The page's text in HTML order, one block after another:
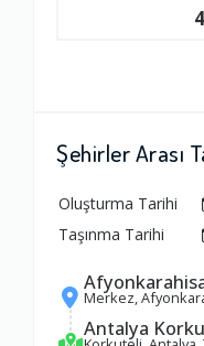
4
Şehirler Arası
Oluşturma Tarihi
Taşınma Tarihi
Merkez,
Antalya